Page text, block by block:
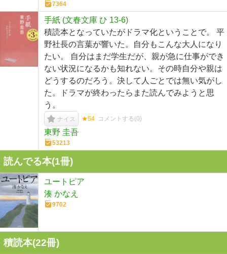
7364
手紙 (文春文庫 ひ 13-6)
積読本となっていたがドラマ化ということで。 平
野社長の言葉が響いた。自分もこんな大人になり
たい。 自分はまだ学生だが、親が急に仕事ができ
ない状況になるかも知れない。その時自分や親は
どうするのだろう。決して人ごとでは無い気がし
た。ドラマが終わったらまた読んでみようと思
う。
ナイス ★54 コメントする(0)
東野 圭吾
53213
読んでる本(1冊)
ユートピア
湊 かなえ
9702
積読本(22冊)